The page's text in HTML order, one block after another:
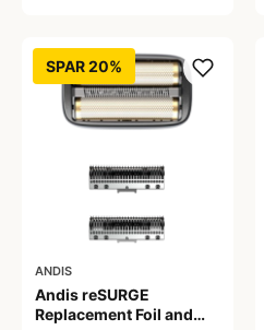
SPAR 20%
ANDIS
Andis reSURGE
Replacement Foil and